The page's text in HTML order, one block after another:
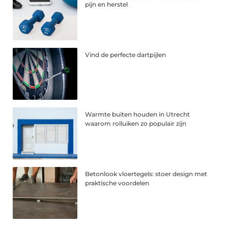
pijn en herstel
Vind de perfecte dartpijlen
Warmte buiten houden in Utrecht
waarom rolluiken zo populair zijn
Betonlook vloertegels: stoer design met
praktische voordelen